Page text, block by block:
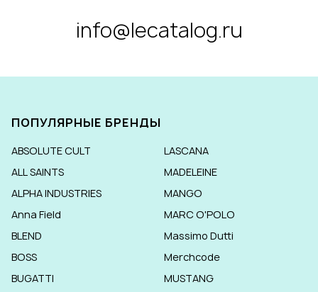
info@lecatalog.ru
ПОПУЛЯРНЫЕ БРЕНДЫ
ABSOLUTE CULT
ALL SAINTS
ALPHA INDUSTRIES
Anna Field
BLEND
BOSS
BUGATTI
LASCANA
MADELEINE
MANGO
MARC O'POLO
Massimo Dutti
Merchcode
MUSTANG